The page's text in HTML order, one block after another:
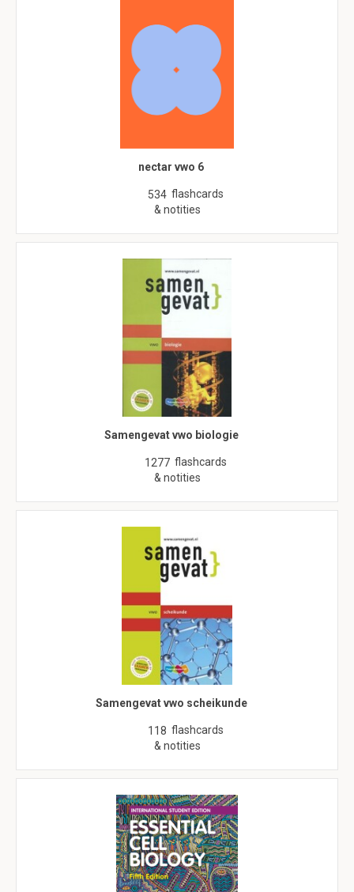
nectar vwo 6
534 flashcards
& notities
Samengevat vwo biologie
1277 flashcards
& notities
Samengevat vwo scheikunde
118 flashcards
& notities